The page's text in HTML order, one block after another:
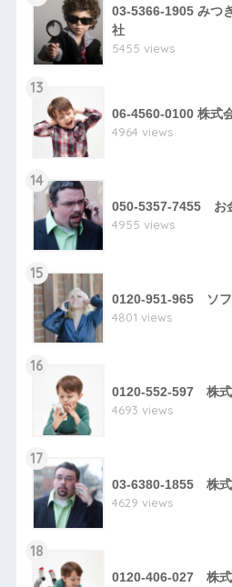
03-5366-1905 みつ
社
5455 views
13
06-4560-0100 株式
4964 views
14
050-5357-7455 お
4955 views
15
0120-951-965 ソフ
4801 views
16
0120-552-597 株式
4693 views
17
03-6380-1855 株式
4629 views
18
0120-406-027 株式